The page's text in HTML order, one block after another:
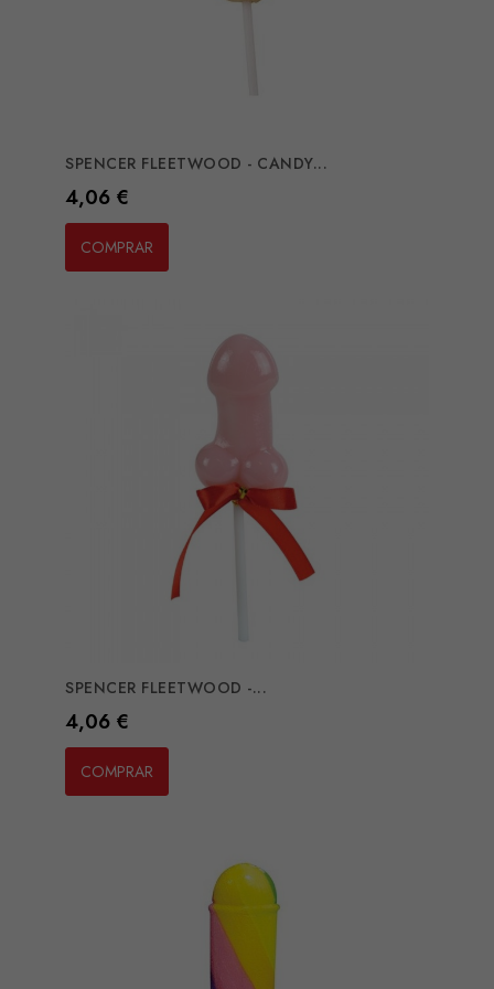
SPENCER FLEETWOOD - CANDY...
Preço
4,06 €
COMPRAR
SPENCER FLEETWOOD -...
Preço
4,06 €
COMPRAR